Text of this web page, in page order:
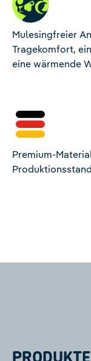
Mulesingfreier
Tragekomfort,
eine wärmende
Premium-